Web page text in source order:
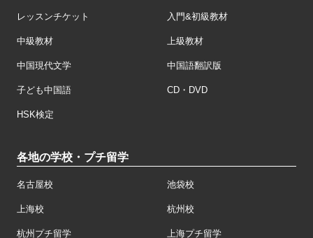
レッスンチケット 入門&初級教材
中級教材 上級教材
中国現代文学 中国語翻訳版
子ども中国語 CD・DVD
HSK検定
各地の学校・プチ留学
名古屋校 池袋校
上海校 杭州校
杭州プチ留学 上海プチ留学